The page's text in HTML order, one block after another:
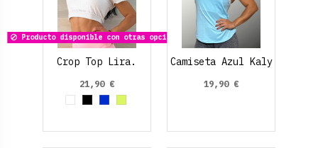
Producto disponible con otras opciones
Crop Top Lira.
21,90 €
Blanco
NegroAzul Eléctrico
Amarillo Neon
Camiseta Azul Kaly
19,90 €